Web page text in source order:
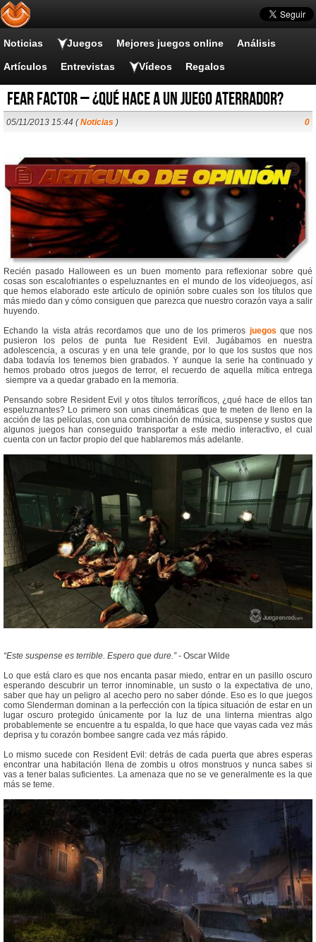
Noticias Juegos Mejores juegos online Análisis
Artículos Entrevistas Vídeos Regalos
Fear Factor – ¿Qué hace a un juego aterrador?
05/11/2013 15:44 (Noticias ) 0
Recién pasado Halloween es un buen momento para reflexionar sobre qué
cosas son escalofriantes o espeluznantes en el mundo de los vídeojuegos, así
que hemos elaborado este artículo de opinión sobre cuales son los títulos que
más miedo dan y cómo consiguen que parezca que nuestro corazón vaya a salir
huyendo.
Echando la vista atrás recordamos que uno de los primeros juegos que nos
pusieron los pelos de punta fue Resident Evil. Jugábamos en nuestra
adolescencia, a oscuras y en una tele grande, por lo que los sustos que nos
daba todavía los tenemos bien grabados. Y aunque la serie ha continuado y
hemos probado otros juegos de terror, el recuerdo de aquella mítica entrega
siempre va a quedar grabado en la memoria.
Pensando sobre Resident Evil y otos títulos terroríficos, ¿qué hace de ellos tan
espeluznantes? Lo primero son unas cinemáticas que te meten de lleno en la
acción de las películas, con una combinación de música, suspense y sustos que
algunos juegos han conseguido transportar a este medio interactivo, el cual
cuenta con un factor propio del que hablaremos más adelante.
“Este suspense es terrible. Espero que dure.”- Oscar Wilde
Lo que está claro es que nos encanta pasar miedo, entrar en un pasillo oscuro
esperando descubrir un terror innominable, un susto o la expectativa de uno,
saber que hay un peligro al acecho pero no saber dónde. Eso es lo que juegos
como Slenderman dominan a la perfección con la típica situación de estar en un
lugar oscuro protegido únicamente por la luz de una linterna mientras algo
probablemente se encuentre a tu espalda, lo que hace que vayas cada vez más
deprisa y tu corazón bombee sangre cada vez más rápido.
Lo mismo sucede con Resident Evil: detrás de cada puerta que abres esperas
encontrar una habitación llena de zombis u otros monstruos y nunca sabes si
vas a tener balas suficientes. La amenaza que no se ve generalmente es la que
más se teme.